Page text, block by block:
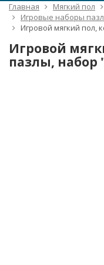
Главная Мягкий пол
Игровые наборы
Игровой мягкий пол,
Игровой
пазлы, набор